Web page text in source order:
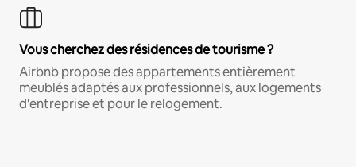
Vous cherchez des résidences de tourisme ?
Airbnb propose des appartements entièrement
meublés adaptés aux professionnels, aux logements
d'entreprise et pour le relogement.